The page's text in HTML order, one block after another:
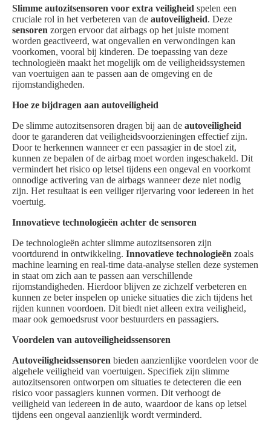
Slimme autozitsensoren voor extra veiligheid spelen een
cruciale rol in het verbeteren van de autoveiligheid. Deze
sensoren zorgen ervoor dat airbags op het juiste moment
worden geactiveerd, wat ongevallen en verwondingen kan
voorkomen, vooral bij kinderen. De toepassing van deze
technologieën maakt het mogelijk om de veiligheidssystemen
van voertuigen aan te passen aan de omgeving en de
rijomstandigheden.
Hoe ze bijdragen aan autoveiligheid
De slimme autozitsensoren dragen bij aan de autoveiligheid
door te garanderen dat veiligheidsvoorzieningen effectief zijn.
Door te herkennen wanneer er een passagier in de stoel zit,
kunnen ze bepalen of de airbag moet worden ingeschakeld. Dit
vermindert het risico op letsel tijdens een ongeval en voorkomt
onnodige activering van de airbags wanneer deze niet nodig
zijn. Het resultaat is een veiliger rijervaring voor iedereen in het
voertuig.
Innovatieve technologieën achter de sensoren
De technologieën achter slimme autozitsensoren zijn
voortdurend in ontwikkeling. Innovatieve technologieën zoals
machine learning en real-time data-analyse stellen deze systemen
in staat om zich aan te passen aan verschillende
rijomstandigheden. Hierdoor blijven ze zichzelf verbeteren en
kunnen ze beter inspelen op unieke situaties die zich tijdens het
rijden kunnen voordoen. Dit biedt niet alleen extra veiligheid,
maar ook gemoedsrust voor bestuurders en passagiers.
Voordelen van autoveiligheidssensoren
Autoveiligheidssensoren bieden aanzienlijke voordelen voor de
algehele veiligheid van voertuigen. Specifiek zijn slimme
autozitsensoren ontworpen om situaties te detecteren die een
risico voor passagiers kunnen vormen. Dit verhoogt de
veiligheid van iedereen in de auto, waardoor de kans op letsel
tijdens een ongeval aanzienlijk wordt verminderd.